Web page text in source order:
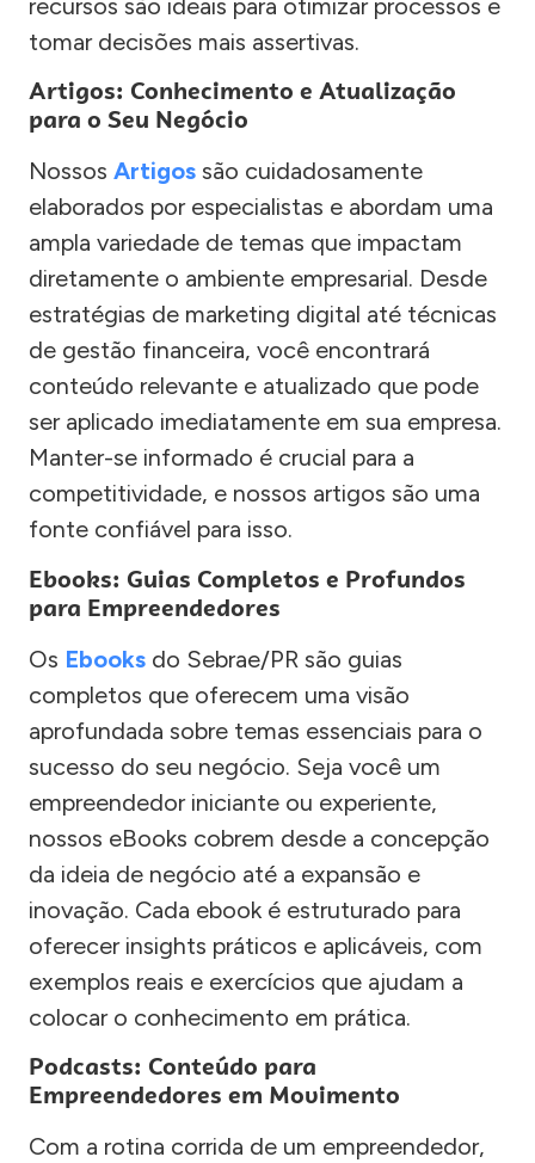
recursos são ideais para otimizar processos e
tomar decisões mais assertivas.
Artigos: Conhecimento e Atualização
para o Seu Negócio
Nossos Artigos são cuidadosamente
elaborados por especialistas e abordam uma
ampla variedade de temas que impactam
diretamente o ambiente empresarial. Desde
estratégias de marketing digital até técnicas
de gestão financeira, você encontrará
conteúdo relevante e atualizado que pode
ser aplicado imediatamente em sua empresa.
Manter-se informado é crucial para a
competitividade, e nossos artigos são uma
fonte confiável para isso.
Ebooks: Guias Completos e Profundos
para Empreendedores
Os Ebooks do Sebrae/PR são guias
completos que oferecem uma visão
aprofundada sobre temas essenciais para o
sucesso do seu negócio. Seja você um
empreendedor iniciante ou experiente,
nossos eBooks cobrem desde a concepção
da ideia de negócio até a expansão e
inovação. Cada ebook é estruturado para
oferecer insights práticos e aplicáveis, com
exemplos reais e exercícios que ajudam a
colocar o conhecimento em prática.
Podcasts: Conteúdo para
Empreendedores em Movimento
Com a rotina corrida de um empreendedor,